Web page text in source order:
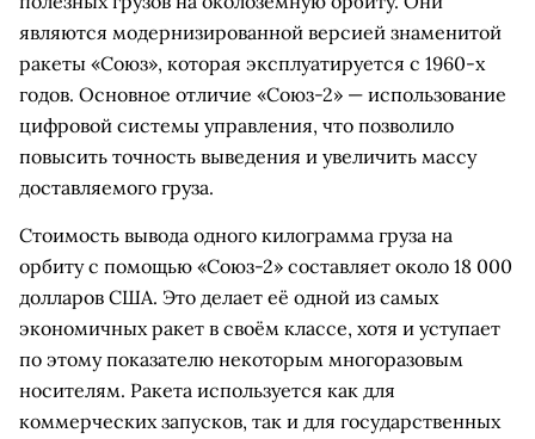
являются модернизированной версией знаменитой
ракеты «Союз», которая эксплуатируется с 1960-х
годов. Основное отличие «Союз-2» — использование
цифровой системы управления, что позволило
повысить точность выведения и увеличить массу
доставляемого груза.
Стоимость вывода одного килограмма груза на
орбиту с помощью «Союз-2» составляет около 18 000
долларов США. Это делает её одной из самых
экономичных ракет в своём классе, хотя и уступает
по этому показателю некоторым многоразовым
носителям. Ракета используется как для
коммерческих запусков, так и для государственных